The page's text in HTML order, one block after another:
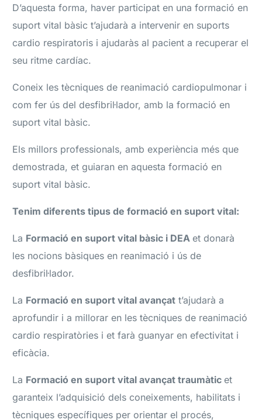
D’aquesta forma, haver participat en una formació en
suport vital bàsic t’ajudarà a intervenir en suports
cardio respiratoris i ajudaràs al pacient a recuperar el
seu ritme cardíac.
Coneix les tècniques de reanimació cardiopulmonar i
com fer ús del desfibril·lador, amb la formació en
suport vital bàsic.
Els millors professionals, amb experiència més que
demostrada, et guiaran en aquesta formació en
suport vital bàsic.
Tenim diferents tipus de formació en suport vital:
La Formació en suport vital bàsic i DEA et donarà
les nocions bàsiques en reanimació i ús de
desfibril·lador.
La Formació en suport vital avançat t’ajudarà a
aprofundir i a millorar en les tècniques de reanimació
cardio respiratòries i et farà guanyar en efectivitat i
eficàcia.
La Formació en suport vital avançat traumàtic et
garanteix l’adquisició dels coneixements, habilitats i
tècniques específiques per orientar el procés,